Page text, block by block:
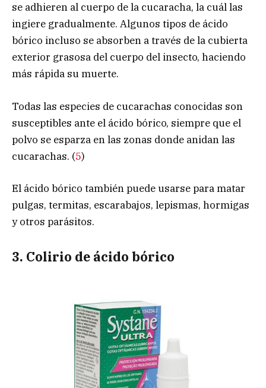
se adhieren al cuerpo de la cucaracha, la cuál las
ingiere gradualmente. Algunos tipos de ácido
bórico incluso se absorben a través de la cubierta
exterior grasosa del cuerpo del insecto, haciendo
más rápida su muerte.
Todas las especies de cucarachas conocidas son
susceptibles ante el ácido bórico, siempre que el
polvo se esparza en las zonas donde anidan las
cucarachas. (5)
El ácido bórico también puede usarse para matar
pulgas, termitas, escarabajos, lepismas, hormigas
y otros parásitos.
3. Colirio de ácido bórico